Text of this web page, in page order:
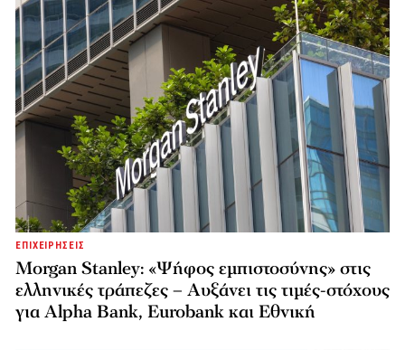
ΕΠΙΧΕΙΡΗΣΕΙΣ
Morgan Stanley: «Ψήφος εμπιστοσύνης» στις
ελληνικές τράπεζες – Αυξάνει τις τιμές-στόχους
για Alpha Bank, Eurobank και Εθνική